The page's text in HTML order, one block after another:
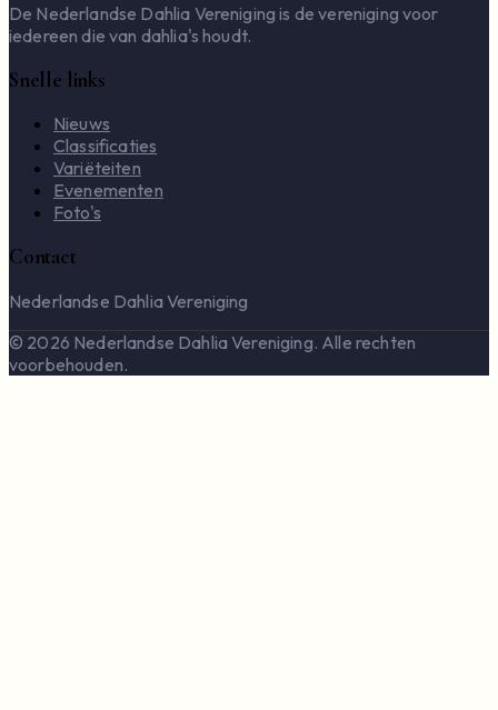
De Nederlandse Dahlia Vereniging is de vereniging voor
iedereen die van dahlia's houdt.
Snelle links
Nieuws
Classificaties
Variëteiten
Evenementen
Foto's
Contact
Nederlandse Dahlia Vereniging
© 2026 Nederlandse Dahlia Vereniging. Alle rechten
voorbehouden.